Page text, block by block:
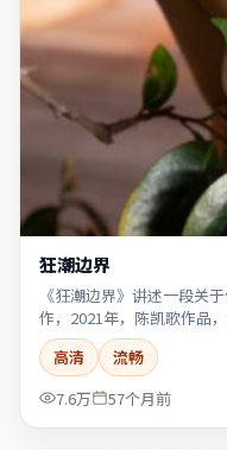
狂潮边界
《狂潮边界》讲述一段关
作，2021年，陈凯歌作品
高清
流畅
7.6万
57个月前